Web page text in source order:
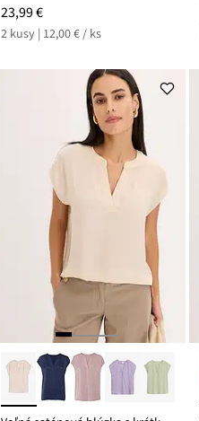
23,99 €
2 kusy | 12,00 € / ks